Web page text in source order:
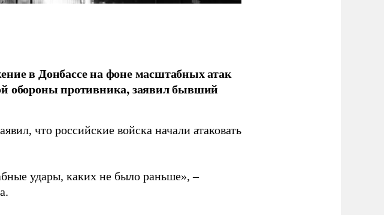
в Донбассе на фоне масштабных атак
обороны противника, заявил бывший
что российские войска начали атаковать
удары, каких не было раньше», –